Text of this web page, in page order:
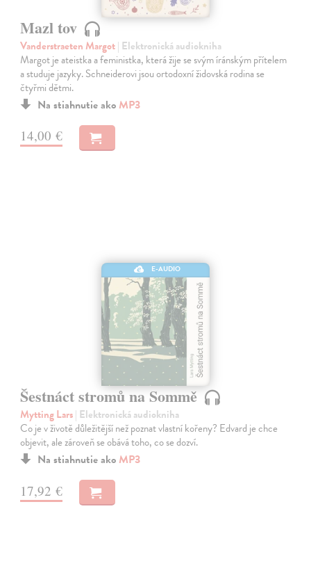
Mazl tov
Vanderstraeten Margot| Elektronická audiokniha
Margot je ateistka a feministka, která žije se svým íránským přítelem
a studuje jazyky. Schneiderovi jsou ortodoxní židovská rodina se
čtyřmi dětmi.
Na stiahnutie ako MP3
14,00 €
E-AUDIO
Šestnáct stromů na Sommě
Mytting Lars| Elektronická audiokniha
Co je v životě důležitější než poznat vlastní kořeny? Edvard je chce
objevit, ale zároveň se obává toho, co se dozví.
Na stiahnutie ako MP3
17,92 €